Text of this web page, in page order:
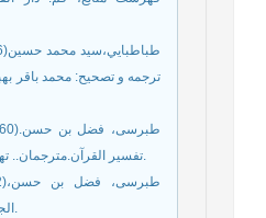
ترجمه و تصحيح: محمد باقر
تفسیر القرآن.مترجمان.. تهران:انتشارات فراهانی.
الجامع. قم: مرکز مدیریت.